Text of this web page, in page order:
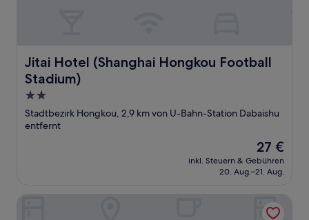
Jitai Hotel (Shanghai Hongkou Football
Stadium)
Jitai Hotel (Shanghai Hongkou Football Stadium)
2.0-
Sterne-
Unterkunft
Stadtbezirk Hongkou, 2,9 km von U-Bahn-Station Dabaishu
entfernt
Der
Preis
beträgt
27 €
inkl. Steuern & Gebühren
20. Aug.–21. Aug.
Shanghai Yaya Light Luxury Hotel (Hongkou Football